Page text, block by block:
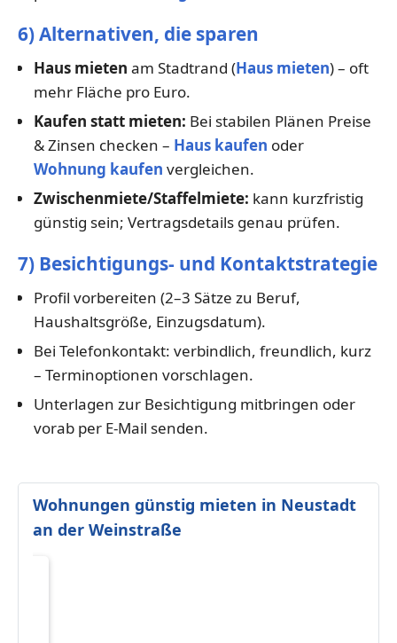
6) Alternativen, die sparen
Haus mieten am Stadtrand (Haus mieten) – oft
mehr Fläche pro Euro.
Kaufen statt mieten: Bei stabilen Plänen Preise
& Zinsen checken – Haus kaufen oder
Wohnung kaufen vergleichen.
Zwischenmiete/Staffelmiete: kann kurzfristig
günstig sein; Vertragsdetails genau prüfen.
7) Besichtigungs- und Kontaktstrategie
Profil vorbereiten (2–3 Sätze zu Beruf,
Haushaltsgröße, Einzugsdatum).
Bei Telefonkontakt: verbindlich, freundlich, kurz
– Terminoptionen vorschlagen.
Unterlagen zur Besichtigung mitbringen oder
vorab per E-Mail senden.
Wohnungen günstig mieten in Neustadt
an der Weinstraße